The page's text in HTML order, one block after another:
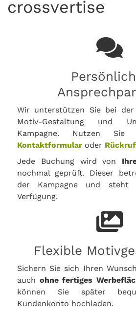
crossvertise
Wir unterstützen Sie bei der
Motiv-Gestaltung und
Kampagne. Nutzen Sie
Kontaktformular oder
Jede Buchung wird von
nochmal geprüft. Dieser
der Kampagne und steht
Verfügung.
Flexible
Sichern Sie sich Ihren
auch ohne fertiges
können Sie später
Kundenkonto hochladen.